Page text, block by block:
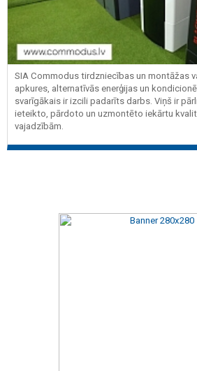
SIA Commodus tirdzniecības un montāžas
apkures, alternatīvās enerģijas un
svarīgākais ir izcili padarīts darbs. Viņš ir
ieteikto, pārdoto un uzmontēto iekārtu
vajadzībām.